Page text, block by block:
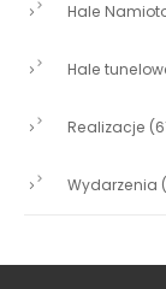
Hale
Hale
Realizacje
Wydarzenia